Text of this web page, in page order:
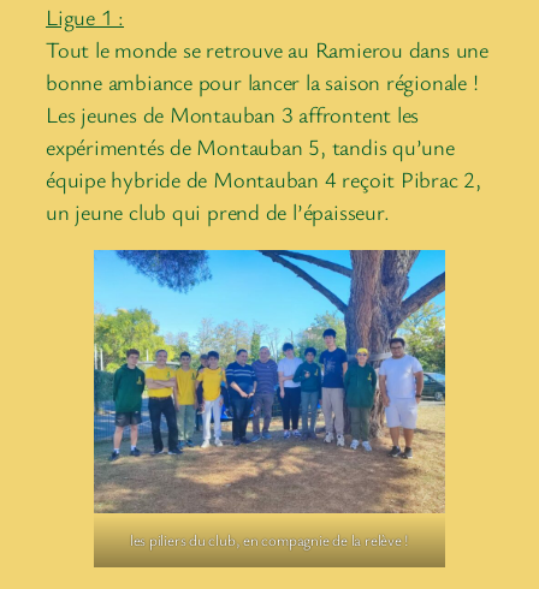
Ligue 1 :
Tout le monde se retrouve au Ramierou dans une
bonne ambiance pour lancer la saison régionale !
Les jeunes de Montauban 3 affrontent les
expérimentés de Montauban 5, tandis qu’une
équipe hybride de Montauban 4 reçoit Pibrac 2,
un jeune club qui prend de l’épaisseur.
les piliers du club, en compagnie de la relève !